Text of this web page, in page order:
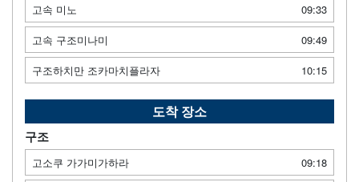
고속 미노
09:33
고속 구조미나미
09:49
구조하치만 조카마치플라자
10:15
도착 장소
구조
고소쿠 가가미가하라 09:18